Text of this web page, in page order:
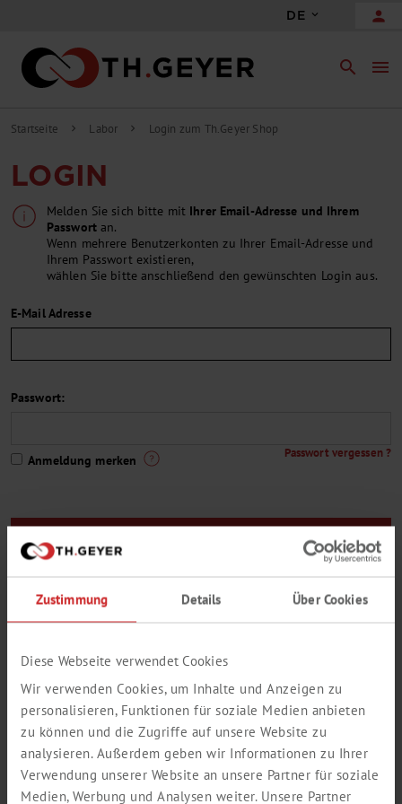
Zustimmung Details Über Cookies
Diese Webseite verwendet Cookies
Wir verwenden Cookies, um Inhalte und Anzeigen zu
personalisieren, Funktionen für soziale Medien anbieten
zu können und die Zugriffe auf unsere Website zu
analysieren. Außerdem geben wir Informationen zu Ihrer
Verwendung unserer Website an unsere Partner für soziale
Medien, Werbung und Analysen weiter. Unsere Partner
DE person
search menu
Startseite chevron_right Labor chevron_right Login zum Th.Geyer Shop
LOGIN
Melden Sie sich bitte mit Ihrer Email-Adresse und Ihrem
Passwortan.
Wenn mehrere Benutzerkonten zu Ihrer Email-Adresse und
Ihrem Passwort existieren,
wählen Sie bitte anschließend den gewünschten Login aus.
E-Mail Adresse
Passwort:
Anmeldung merken Passwort vergessen ?
Sie sind noch kein Th. Geyer-Kunde oder Sie haben noch keinen
Zugang zum Webshop ?
Hier geht es zur Registrierung
Eine kleine Auswahl aus unserem Lieferprogramm: